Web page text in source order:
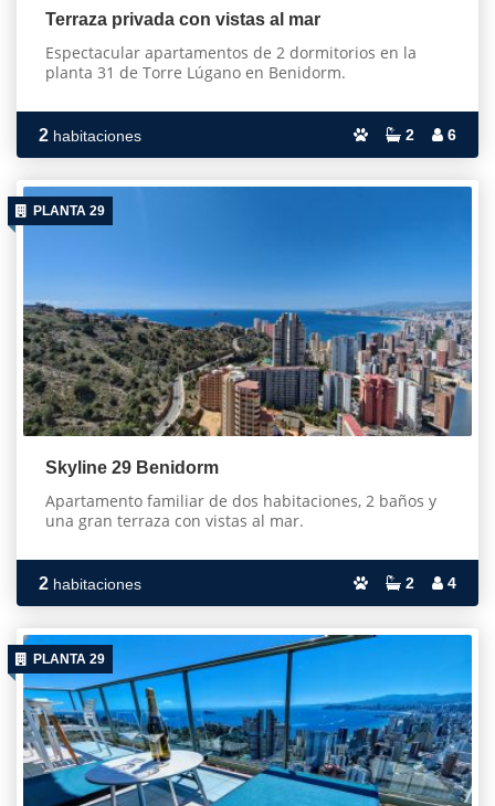
Terraza privada con vistas al mar
Espectacular apartamentos de 2 dormitorios en la
planta 31 de Torre Lúgano en Benidorm.
2 habitaciones 2 6
PLANTA 29
Skyline 29 Benidorm
Apartamento familiar de dos habitaciones, 2 baños y
una gran terraza con vistas al mar.
2 habitaciones 2 4
PLANTA 29